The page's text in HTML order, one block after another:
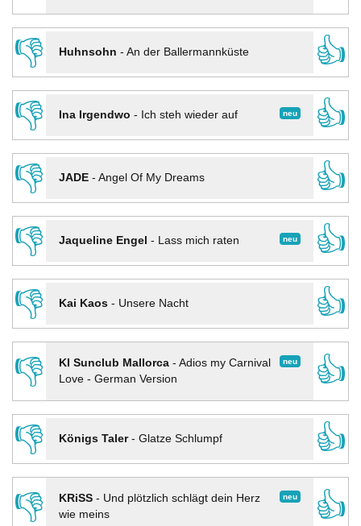
👎
Huhnsohn - An der Ballermannküste
👍
👎
neu
Ina Irgendwo - Ich steh wieder auf
👍
👎
JADE- Angel Of My Dreams
👍
👎
neu
Jaqueline Engel - Lass mich raten
👍
👎
Kai Kaos- Unsere Nacht
👍
👎
neu
KI Sunclub Mallorca- Adios my Carnival
Love - German Version
👍
👎
Königs Taler- Glatze Schlumpf
👍
👎
neu
KRiSS- Und plötzlich schlägt dein Herz
wie meins
👍